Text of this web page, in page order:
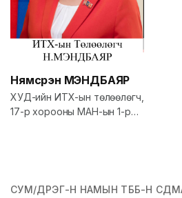
Нямсүрэн МЭНДБАЯР
ХУД-ийн ИТХ-ын төлөөлөгч,
17-р хорооны МАН-ын 1-р
СУМ/ДҮҮРЭГ-Н НАМЫН ТББ-Н